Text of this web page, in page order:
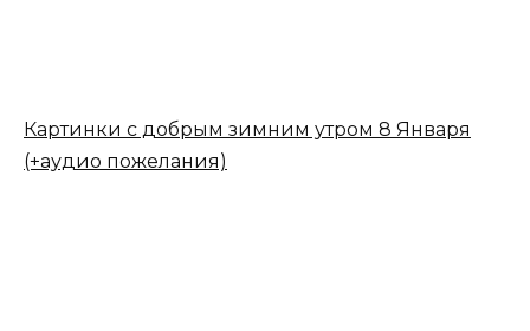
Картинки с добрым зимним утром 8 Января
(+аудио пожелания)